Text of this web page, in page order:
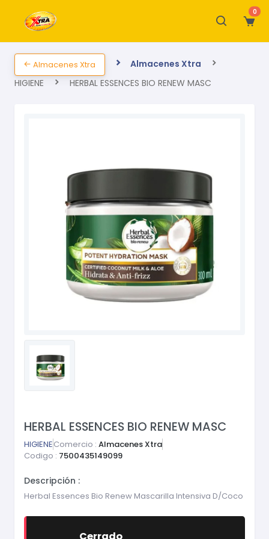
0
Almacenes Xtra
Almacenes Xtra
HIGIENE
HERBAL ESSENCES BIO RENEW MASC
HERBAL ESSENCES BIO RENEW MASC
HIGIENEComercio : Almacenes Xtra
Codigo : 7500435149099
Descripción :
Herbal Essences Bio Renew Mascarilla Intensiva D/Coco
Cerrado